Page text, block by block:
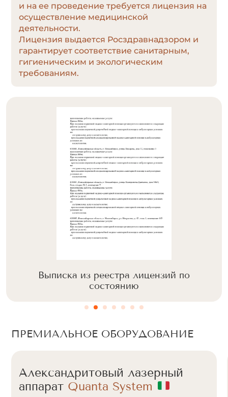
и на ее проведение требуется лицензия на
осуществление медицинской
деятельности.
Лицензия выдается Росздравнадзором и
гарантирует соответствие санитарным,
гигиеническим и экологическим
требованиям.
Выписка из реестра лицензий по
состоянию
ПРЕМИАЛЬНОЕ ОБОРУДОВАНИЕ
Александритовый лазерный
аппарат Cunosure Apogee+